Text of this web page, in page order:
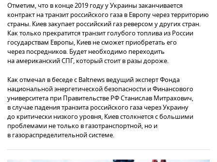
Отметим, что в конце 2019 году у Украины заканчивается
контракт на транзит российского газа в Европу через территорию
страны. Киев закупает российский газ реверсом у других стран.
Как только прекратится транзит голубого топлива из России
государствам Европы, Киев не сможет приобретать его
через посредников. Будет необходимо переходить
на американский СПГ, который стоит в разы дороже.
Как отмечал в беседе с Baltnews ведущий эксперт Фонда
национальной энергетической безопасности и Финансового
университета при Правительстве РФ Станислав Митрахович,
в случае падения транзита российского газа через Украину
до критически низкого уровня, Киев столкнется с большими
проблемами не только в газотранспортной, но и
в газораспределительной системе.